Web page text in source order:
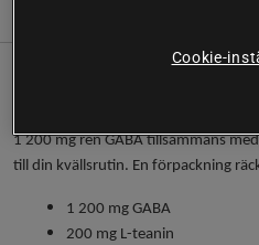
1 200 mg ren GABA tillsammans
till din kvällsrutin. En förpackning
1 200 mg GABA
200 mg L-teanin
Cookie-